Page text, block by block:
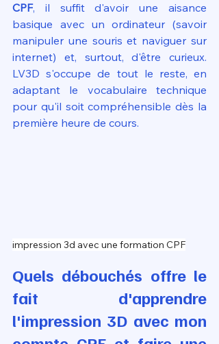
CPF, il suffit d'avoir une aisance
basique avec un ordinateur (savoir
manipuler une souris et naviguer sur
internet) et, surtout, d'être curieux.
LV3D s'occupe de tout le reste, en
adaptant le vocabulaire technique
pour qu'il soit compréhensible dès la
première heure de cours.
impression 3d avec une formation CPF
Quels débouchés offre le
fait d'apprendre
l'impression 3D avec mon